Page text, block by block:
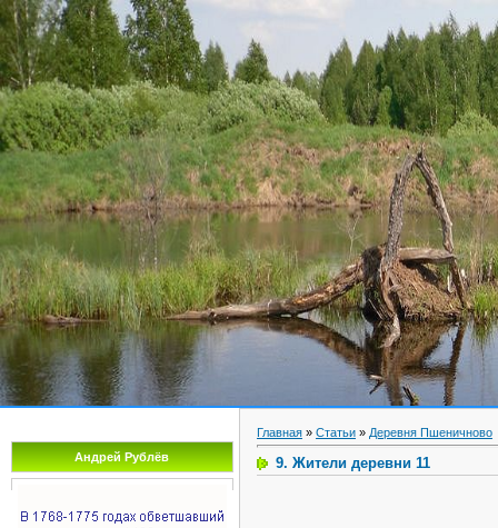
Главная Каталог статей Регистрация
Андрей Рублёв
Главная » Статьи » Деревня Пшеничново
9. Жители деревни 11